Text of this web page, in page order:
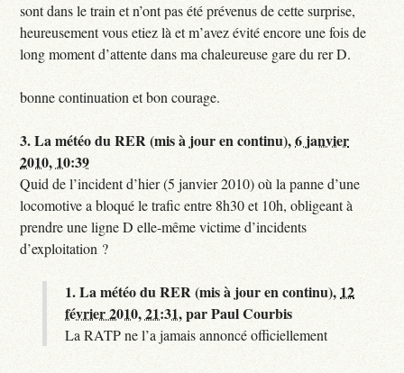
sont dans le train et n’ont pas été prévenus de cette surprise,
heureusement vous etiez là et m’avez évité encore une fois de
long moment d’attente dans ma chaleureuse gare du rer D.
bonne continuation et bon courage.
3.La météo du RER (mis à jour en continu),6 janvier
2010, 10:39
Quid de l’incident d’hier (5 janvier 2010) où la panne d’une
locomotive a bloqué le trafic entre 8h30 et 10h, obligeant à
prendre une ligne D elle-même victime d’incidents
d’exploitation ?
1.La météo du RER (mis à jour en continu), 12
février 2010, 21:31,parPaul Courbis
La RATP ne l’a jamais annoncé officiellement